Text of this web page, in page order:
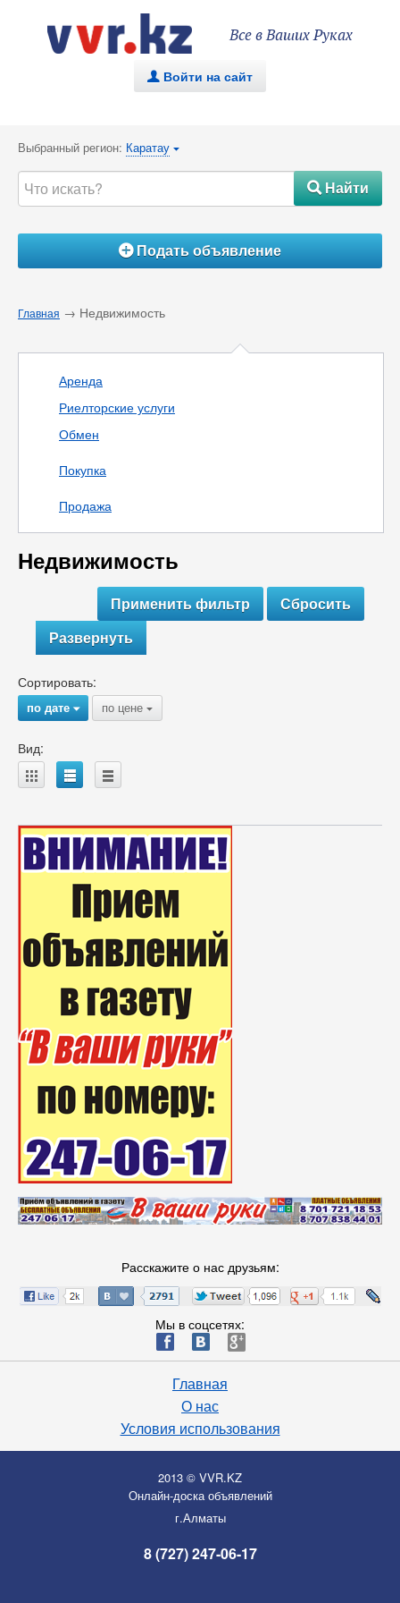
Все в Ваших Руках
. Войти на сайт
Выбранный регион: Каратау {
#Найти
ÁПодать объявление
Главная → Недвижимость
Аренда
Риелторские услуги
Обмен
Покупка
Продажа
Недвижимость
Развернуть
Сортировать:
по дате{ по цене {
Вид:
A B C
Расскажите о нас друзьям:
Мы в соцсетях:
ä æ è
Главная
О нас
Условия использования
2013 © VVR.KZ
Онлайн-доска объявлений
г.Алматы
8 (727) 247-06-17